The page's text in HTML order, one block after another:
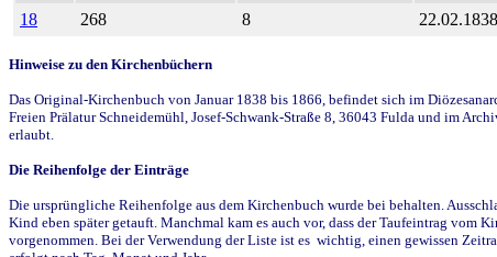
18
268 8 22.02.1838
Hinweise zu den Kirchenbüchern
Das Original-Kirchenbuch von Januar 1838 bis 1866, befindet sich im
Freien Prälatur Schneidemühl, Josef-Schwank-Straße 8, 36043 Fulda und im
erlaubt.
Die Reihenfolge der Einträge
Die ursprüngliche Reihenfolge aus dem Kirchenbuch wurde bei behalten.
Kind eben später getauft. Manchmal kam es auch vor, dass der Taufeintrag vom
vorgenommen. Bei der Verwendung der Liste ist es wichtig, einen gewissen